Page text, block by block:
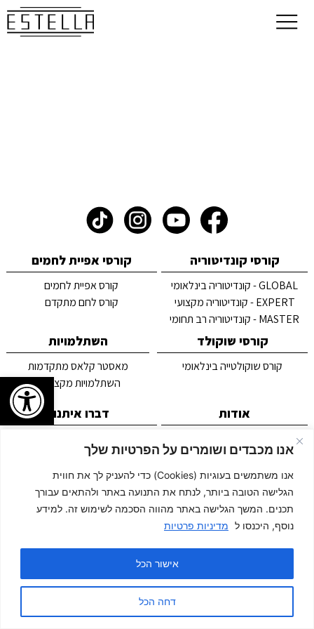
אנו מכבדים ושומרים על הפרטיות שלך
אנו משתמשים בעוגיות (Cookies) כדי להעניק לך את חווית
הגלישה הטובה ביותר, לנתח את התנועה באתר ולהתאים עבורך
תכנים. המשך הגלישה באתר מהווה הסכמה לשימוש זה. למידע
נוסף, היכנסו ל מדיניות פרטיות
דחה הכל
אישור הכל
קורסי קונדיטוריה
GLOBAL - קונדיטוריה בינלאומי
EXPERT - קונדיטוריה מקצועי
MASTER - קונדיטוריה רב תחומי
קורסי אפיית לחמים
קורס אפיית לחמים
קורס לחם מתקדם
קורסי שוקולד
קורס שוקולטייה בינלאומי
השתלמויות
מאסטר קלאס מתקדמות
השתלמויות מקצועיות
אודות
אודות אסטלה
סגל המורים
דברו איתנו
מדיניות פרטיות
צור קשר
כניסת תלמידים
הכישור 4 תל אביב
Site By B1Creative & Food Forma
לחיוג לפרטים עגלת קניות